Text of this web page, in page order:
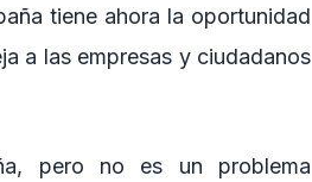
tiene ahora la oportunidad
a las empresas y ciudadanos
pero no es un problema